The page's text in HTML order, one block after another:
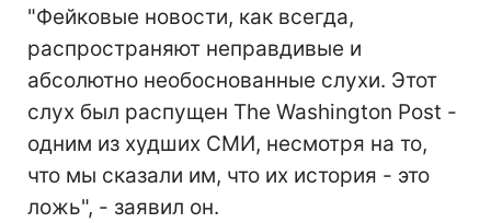
"Фейковые новости, как всегда,
распространяют неправдивые и
абсолютно необоснованные слухи. Этот
слух был распущен The Washington Post -
одним из худших СМИ, несмотря на то,
что мы сказали им, что их история - это
ложь", - заявил он.